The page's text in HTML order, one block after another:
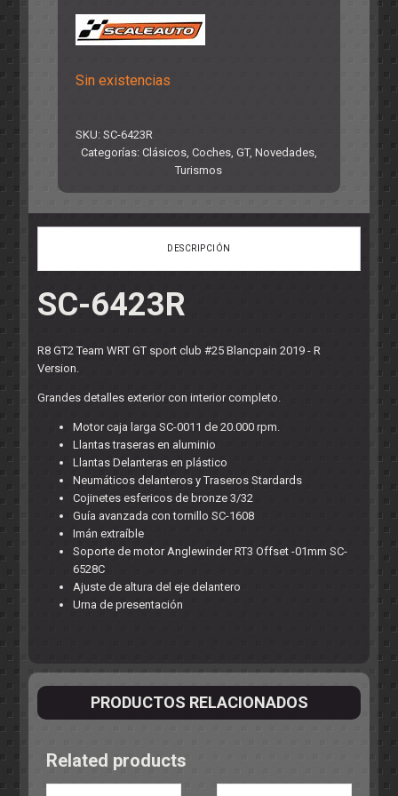
Sin existencias
SKU:SC-6423R
Categorías: Clásicos, Coches, GT, Novedades,
Turismos
DESCRIPCIÓN
SC-6423R
R8 GT2 Team WRT GT sport club #25 Blancpain 2019 - R
Version.
Grandes detalles exterior con interior completo.
Motor caja larga SC-0011 de 20.000 rpm.
Llantas traseras en aluminio
Llantas Delanteras en plástico
Neumáticos delanteros y Traseros Stardards
Cojinetes esfericos de bronze 3/32
Guía avanzada con tornillo SC-1608
Imán extraíble
Soporte de motor Anglewinder RT3 Offset -01mm SC-
6528C
Ajuste de altura del eje delantero
Urna de presentación
PRODUCTOS RELACIONADOS
Related products